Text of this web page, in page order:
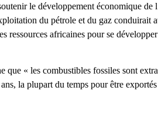
le développement économique
du pétrole et du gaz conduirait
africaines pour se
« les combustibles fossiles sont
la plupart du temps pour être